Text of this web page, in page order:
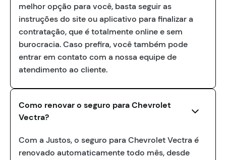
melhor opção para você, basta seguir as
instruções do site ou aplicativo para finalizar a
contratação, que é totalmente online e sem
burocracia. Caso prefira, você também pode
entrar em contato com a nossa equipe de
atendimento ao cliente.
Como renovar o seguro para Chevrolet
Vectra?
Com a Justos, o seguro para Chevrolet Vectra é
renovado automaticamente todo mês, desde